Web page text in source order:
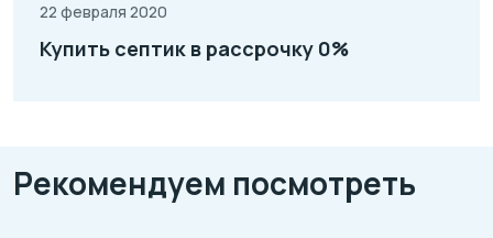
22 февраля 2020
Купить септик в рассрочку 0%
Рекомендуем посмотреть